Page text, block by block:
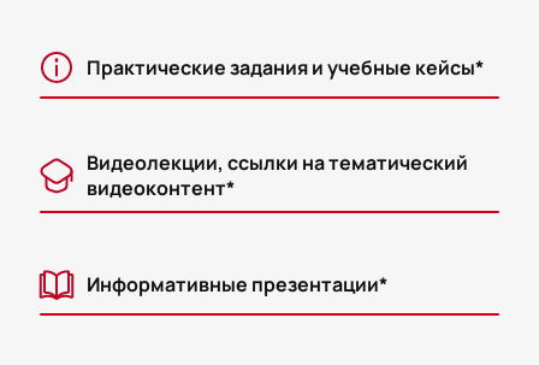
Практические задания и учебные кейсы*
Видеолекции, ссылки на тематический
видеоконтент*
Информативные презентации*